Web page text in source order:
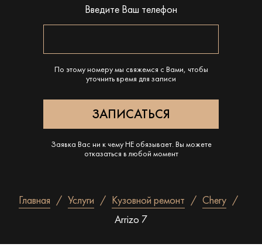
Введите Ваш телефон
По этому номеру мы свяжемся с Вами, чтобы
уточнить время для записи
Заявка Вас ни к чему НЕ обязывает. Вы можете
отказаться в любой момент
Главная Услуги Кузовной ремонт
Chery
Arrizo 7